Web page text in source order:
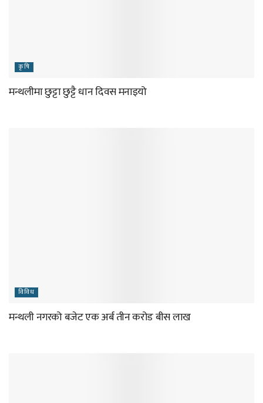
कृषि
मन्थलीमा छुट्टा छुट्टै धान दिवस मनाइयो
विविध
मन्थली नगरको बजेट एक अर्ब तीन करोड बीस लाख